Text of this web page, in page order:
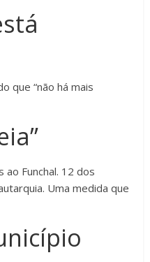
que “não há mais
Funchal. 12 dos
Uma medida que